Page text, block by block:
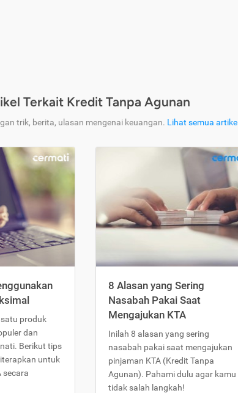
Terkait Kredit Tanpa Agunan
trik, berita, ulasan mengenai keuangan. Lihat semua artikel
satu produk
dan
Berikut tips
untuk
secara
8 Alasan yang Sering
Nasabah Pakai Saat
Mengajukan KTA
Inilah 8 alasan yang sering
nasabah pakai saat mengajukan
pinjaman KTA (Kredit Tanpa
Agunan). Pahami dulu agar kamu
tidak salah langkah!